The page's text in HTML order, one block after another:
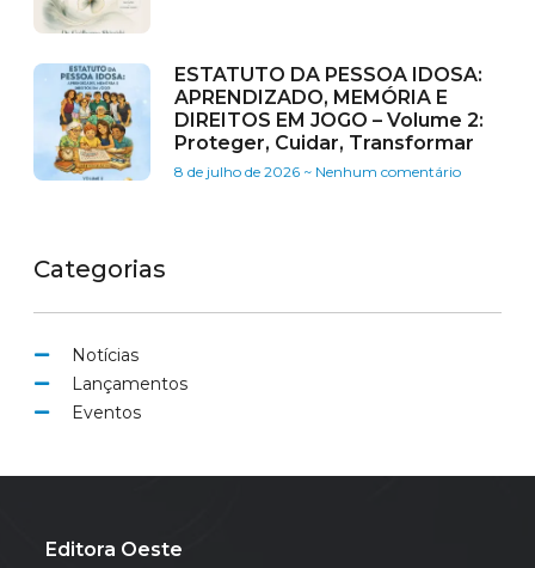
ESTATUTO DA PESSOA IDOSA:
APRENDIZADO, MEMÓRIA E
DIREITOS EM JOGO – Volume 2:
Proteger, Cuidar, Transformar
8 de julho de 2026 Nenhum comentário
Categorias
Notícias
Lançamentos
Eventos
Editora Oeste